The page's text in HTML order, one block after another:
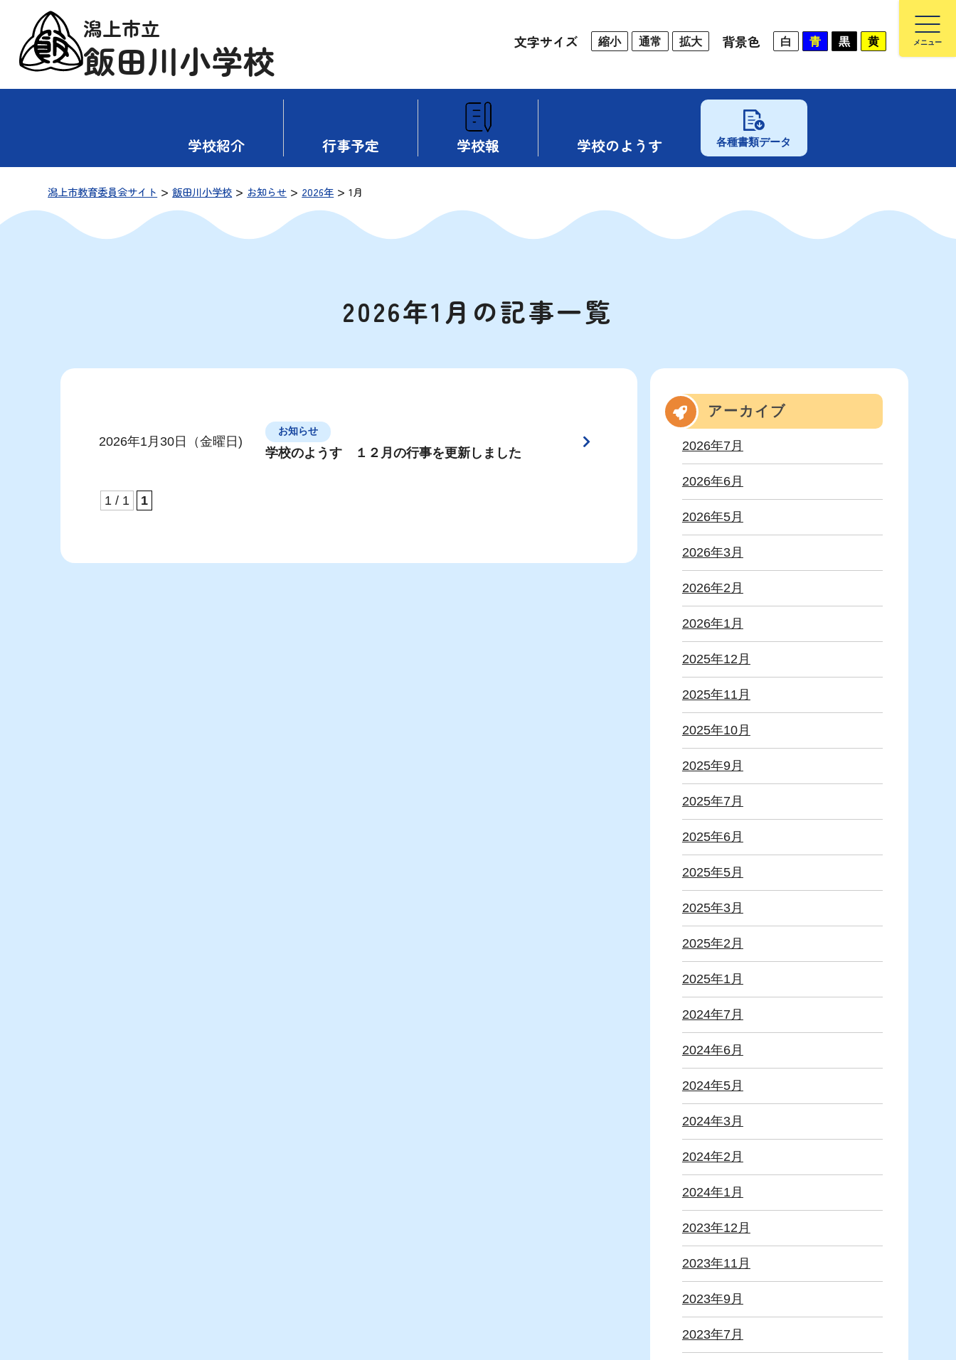
潟上市立
飯田川小学校 文字サイズ 縮小 通常 拡大 背景色 白 青 黒 黄
学校紹介 行事予定 学校報 学校のようす 各種書類データ
潟上市教育委員会サイト >飯田川小学校 > お知らせ > 2026年 >1月
2026年1月の記事一覧
2026年1月30日（金曜日)
お知らせ
学校のようす １２月の行事を更新しました
1 / 1 1
アーカイブ
2026年7月
2026年6月
2026年5月
2026年3月
2026年2月
2026年1月
2025年12月
2025年11月
2025年10月
2025年9月
2025年7月
2025年6月
2025年5月
2025年3月
2025年2月
2025年1月
2024年7月
2024年6月
2024年5月
2024年3月
2024年2月
2024年1月
2023年12月
2023年11月
2023年9月
2023年7月